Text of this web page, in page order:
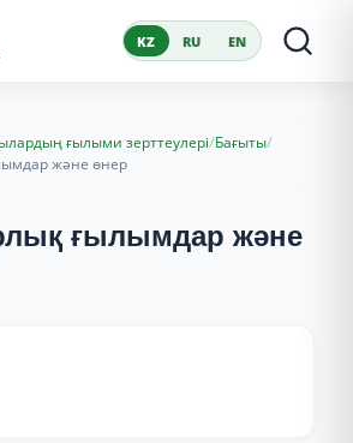
KZ RU EN
ғылыми зерттеулері/Бағыты/
және өнер
ғылымдар және